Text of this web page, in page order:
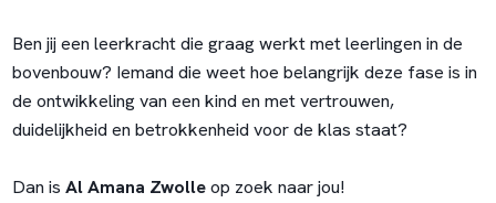
Ben jij een leerkracht die graag werkt met leerlingen in de
bovenbouw? Iemand die weet hoe belangrijk deze fase is in
de ontwikkeling van een kind en met vertrouwen,
duidelijkheid en betrokkenheid voor de klas staat?
Dan is Al Amana Zwolleop zoek naar jou!